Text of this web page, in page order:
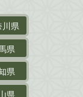
川県
県
県
県